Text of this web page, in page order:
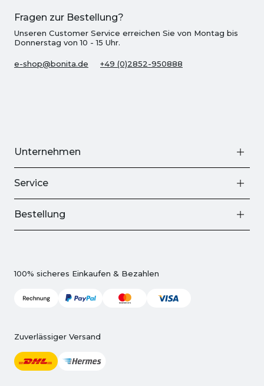
Fragen zur Bestellung?
Unseren Customer Service erreichen Sie von Montag bis
Donnerstag von 10 - 15 Uhr.
e-shop@bonita.de +49 (0)2852-950888
Unternehmen
Service
Bestellung
100% sicheres Einkaufen & Bezahlen
Zuverlässiger Versand